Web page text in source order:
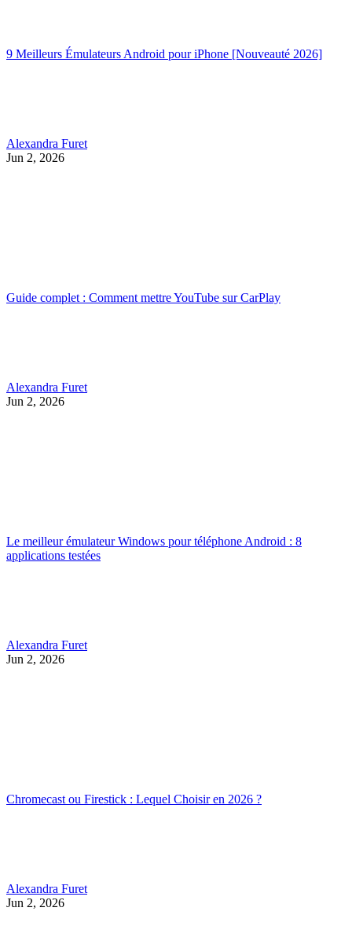
9 Meilleurs Émulateurs Android pour iPhone [Nouveauté 2026]
Alexandra Furet
Jun 2, 2026
Guide complet : Comment mettre YouTube sur CarPlay
Alexandra Furet
Jun 2, 2026
Le meilleur émulateur Windows pour téléphone Android : 8
applications testées
Alexandra Furet
Jun 2, 2026
Chromecast ou Firestick : Lequel Choisir en 2026 ?
Alexandra Furet
Jun 2, 2026